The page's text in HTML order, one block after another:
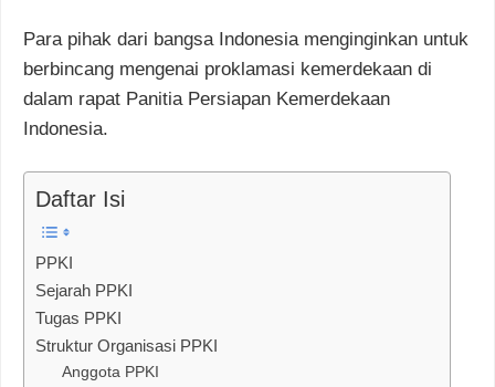
Para pihak dari bangsa Indonesia menginginkan untuk
berbincang mengenai proklamasi kemerdekaan di
dalam rapat Panitia Persiapan Kemerdekaan
Indonesia.
Daftar Isi
PPKI
Sejarah PPKI
Tugas PPKI
Struktur Organisasi PPKI
Anggota PPKI